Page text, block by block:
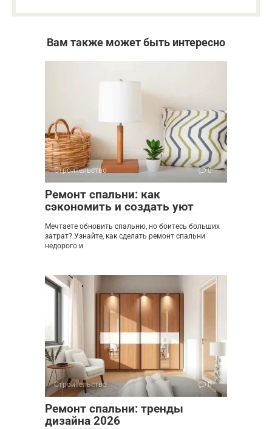
Вам также может быть интересно
Строительство 0
Ремонт спальни: как
сэкономить и создать уют
Мечтаете обновить спальню, но боитесь больших
затрат? Узнайте, как сделать ремонт спальни
недорого и
Строительство 0
Ремонт спальни: тренды
дизайна 2026